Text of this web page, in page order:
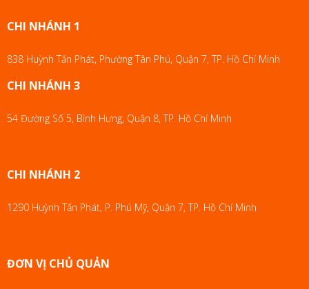
CHI NHÁNH 1
838 Huỳnh Tấn Phát, Phường Tân Phú, Quận 7, TP. Hồ Chí Minh
CHI NHÁNH 3
54 Đường Số 5, Bình Hưng, Quận 8, TP. Hồ Chí Minh
CHI NHÁNH 2
1290 Huỳnh Tấn Phát, P. Phú Mỹ, Quận 7, TP. Hồ Chí Minh
ĐƠN VỊ CHỦ QUẢN